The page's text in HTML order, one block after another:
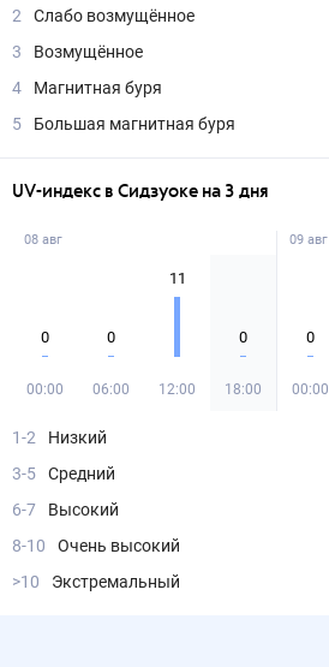
2
Слабо возмущённое
3
Возмущённое
4
Магнитная буря
5
Большая магнитная буря
UV-индекс в Сидзуоке на 3 дня
08 авг
0
00:00
0
06:00
11
12:00
0
18:00
09 авг
0
00:00
1-2
Низкий
3-5
Средний
6-7
Высокий
8-10
Очень высокий
>10
Экстремальный